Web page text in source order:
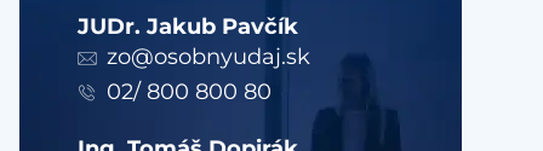
JUDr. Jakub Pavčík
zo@osobnyudaj.sk
02/ 800 800 80